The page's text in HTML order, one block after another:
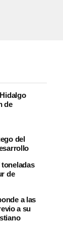
de
del
toneladas
de
a las
a su